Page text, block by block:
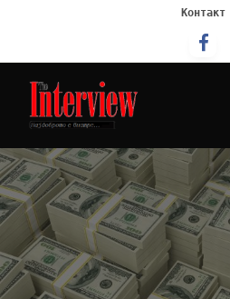
Контакт
Интервју